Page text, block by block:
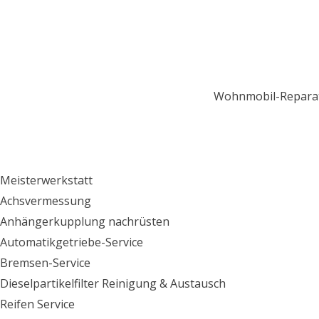
Wohnmobil-
Meisterwerkstatt
Achsvermessung
Anhängerkupplung nachrüsten
Automatikgetriebe-Service
Bremsen-Service
Dieselpartikelfilter Reinigung & Austausch
Reifen Service